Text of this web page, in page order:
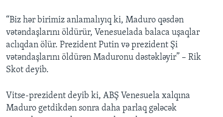
“Biz hər birimiz anlamalıyıq ki, Maduro qəsdən
vətəndaşlarını öldürür, Venesuelada balaca uşaqlar
aclıqdan ölür. Prezident Putin və prezident Şi
vətəndaşlarını öldürən Maduronu dəstəkləyir” – Rik
Skot deyib.
Vitse-prezident deyib ki, ABŞ Venesuela xalqına
Maduro getdikdən sonra daha parlaq gələcək